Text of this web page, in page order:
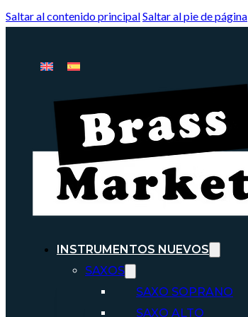
Saltar al contenido principalSaltar al pie de página
INSTRUMENTOS NUEVOS
SAXOS
SAXO SOPRANO
SAXO ALTO